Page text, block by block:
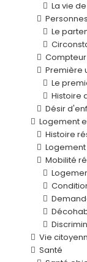
La vie
Le
Première
Le
Histoire
Désir
Logement
Histoire
Mobilité
Vie
Santé